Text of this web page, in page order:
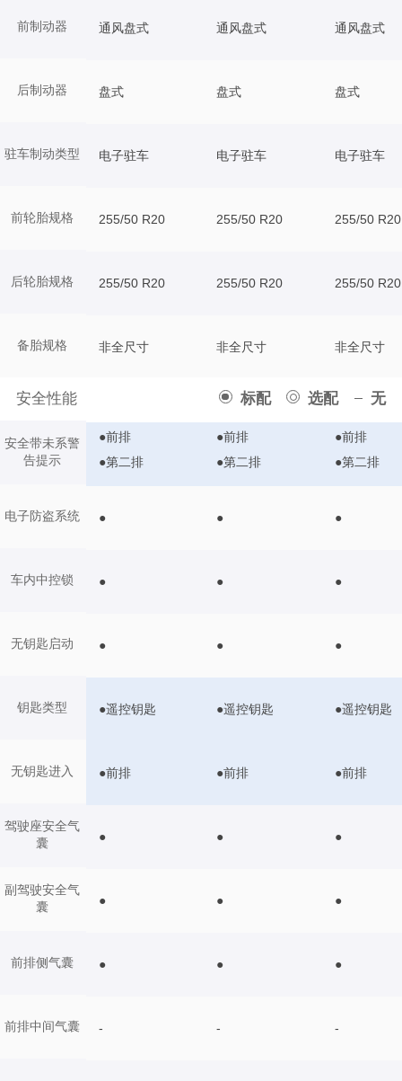
前制动器
后制动器
驻车制动类型
前轮胎规格
后轮胎规格
备胎规格
安全性能 标配 选配 无
安全带未系警
告提示
电子防盗系统
车内中控锁
无钥匙启动
钥匙类型
无钥匙进入
驾驶座安全气
囊
副驾驶安全气
囊
前排侧气囊
前排中间气囊
通风盘式 通风盘式 通风盘式
盘式 盘式 盘式
电子驻车 电子驻车 电子驻车
255/50 R20 255/50 R20 255/50 R20
255/50 R20 255/50 R20 255/50 R20
非全尺寸 非全尺寸 非全尺寸
●前排
●第二排
●前排
●第二排
●前排
●第二排
● ● ●
● ● ●
● ● ●
●遥控钥匙 ●遥控钥匙 ●遥控钥匙
●前排 ●前排 ●前排
● ● ●
● ● ●
● ● ●
- - -